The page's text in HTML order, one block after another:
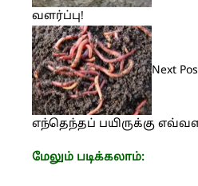
வளர்ப்பு!
Next
எந்தெந்தப் பயிருக்கு
மேலும் படிக்கலாம்: